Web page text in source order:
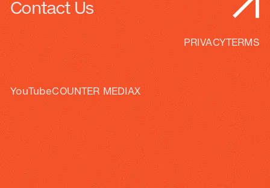
Contact Us
PRIVACY TERMS
YouTubeCOUNTER MEDIAX